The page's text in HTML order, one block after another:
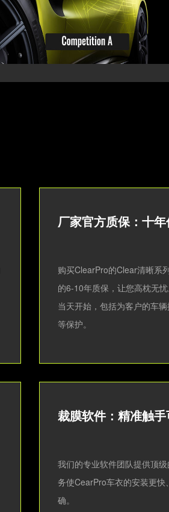
厂家官方质保：十
购买ClearPro的Clear清晰系
的6-10年质保，让您高枕无
当天开始，包括为客户的车
等保护。
裁膜软件：精准触手
我们的专业软件团队提供顶
务使CearPro车衣的安装更快
确。